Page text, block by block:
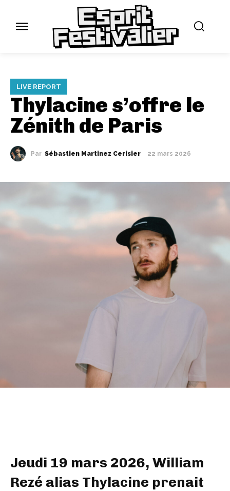
LIVE REPORT
Thylacine s’offre le
Zénith de Paris
Par Sébastien Martinez Cerisier 22 mars 2026
Jeudi 19 mars 2026, William
Rezé alias Thylacine prenait